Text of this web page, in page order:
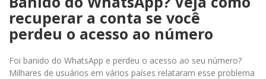
recuperar a conta se você
perdeu o acesso ao número
Foi banido do WhatsApp e perdeu o acesso ao seu número?
Milhares de usuários em vários países relataram esse problema